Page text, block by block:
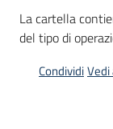
Leggi
bandi
La cartella
del tipo di
Condividi